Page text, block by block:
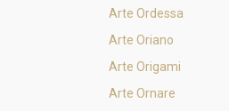
Arte Ordessa
Arte Oriano
Arte Origami
Arte Ornare